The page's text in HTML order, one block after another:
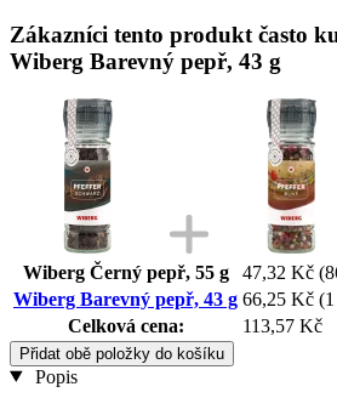
Zákazníci tento produkt často
Wiberg Barevný pepř, 43 g
Wiberg Černý pepř, 55 g 47,32 Kč
Wiberg Barevný pepř, 43 g 66,25 Kč
Celková cena:
113,57 Kč
Přidat obě položky do košíku
Popis